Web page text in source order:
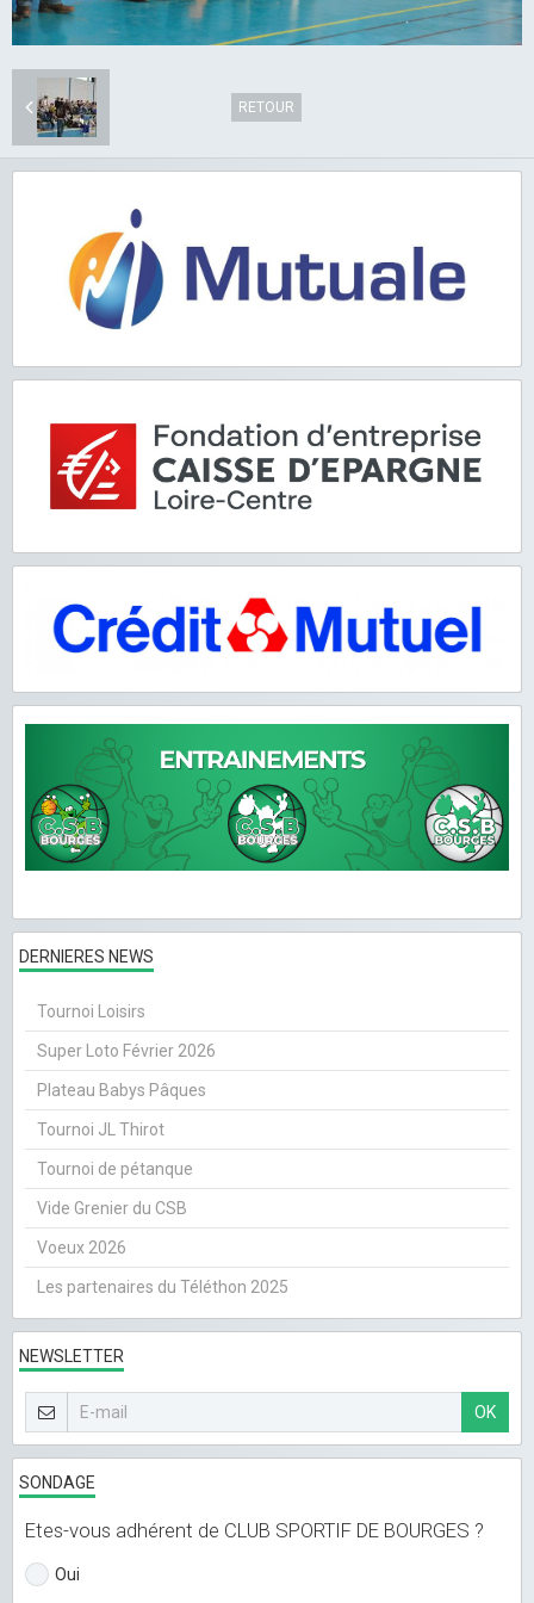
RETOUR
DERNIERES NEWS
Tournoi Loisirs
Super Loto Février 2026
Plateau Babys Pâques
Tournoi JL Thirot
Tournoi de pétanque
Vide Grenier du CSB
Voeux 2026
Les partenaires du Téléthon 2025
NEWSLETTER
OK
SONDAGE
Etes-vous adhérent de CLUB SPORTIF DE BOURGES ?
Oui